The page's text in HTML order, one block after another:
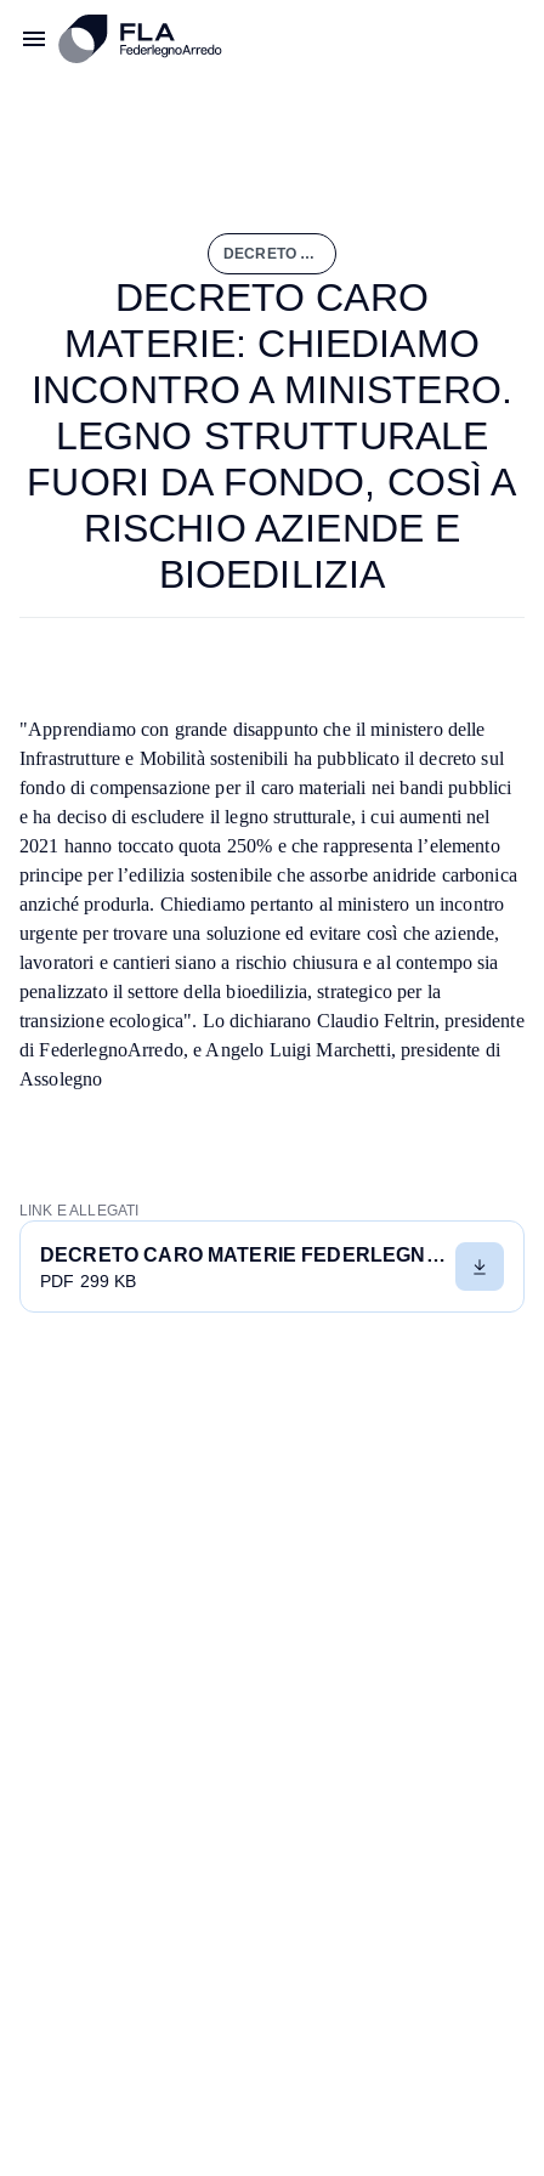
DECRETO CARO MATERIE: CHIEDIAMO INCONTRO A MINISTERO. LEGNO STRUTTURALE FUORI DA FONDO, COSÌ A RISCHIO AZIENDE E BIOEDILIZIA
DECRETO CARO
MATERIE: CHIEDIAMO
INCONTRO A MINISTERO.
LEGNO STRUTTURALE
FUORI DA FONDO, COSÌ A
RISCHIO AZIENDE E
BIOEDILIZIA
"Apprendiamo con grande disappunto che il ministero delle
Infrastrutture e Mobilità sostenibili ha pubblicato il decreto sul
fondo di compensazione per il caro materiali nei bandi pubblici
e ha deciso di escludere il legno strutturale, i cui aumenti nel
2021 hanno toccato quota 250% e che rappresenta l’elemento
principe per l’edilizia sostenibile che assorbe anidride carbonica
anziché produrla. Chiediamo pertanto al ministero un incontro
urgente per trovare una soluzione ed evitare così che aziende,
lavoratori e cantieri siano a rischio chiusura e al contempo sia
penalizzato il settore della bioedilizia, strategico per la
transizione ecologica". Lo dichiarano Claudio Feltrin, presidente
di FederlegnoArredo, e Angelo Luigi Marchetti, presidente di
Assolegno
LINK E ALLEGATI
DECRETO CARO MATERIE FEDERLEGNOARREDO CHIEDE INCONTRO A MINISTERO LEGNO STRUTTURALE FUORI DA FONDO COS A RISCHIO AZIENDE E BIOEDILIZIA
PDF 299 KB